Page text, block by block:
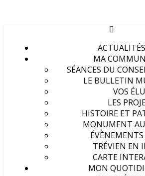
ACTUALITÉS
MA
SÉANCES DU
LE BULLETIN
VOS
LES
HISTOIRE ET
MONUMENT
ÉVÈNEMENTS
TRÉVIEN EN
CARTE
MON